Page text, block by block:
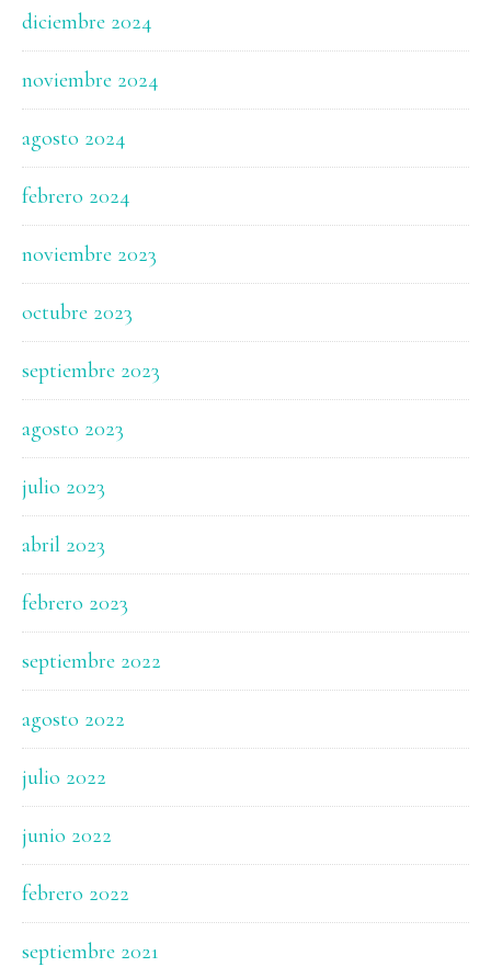
diciembre 2024
noviembre 2024
agosto 2024
febrero 2024
noviembre 2023
octubre 2023
septiembre 2023
agosto 2023
julio 2023
abril 2023
febrero 2023
septiembre 2022
agosto 2022
julio 2022
junio 2022
febrero 2022
septiembre 2021